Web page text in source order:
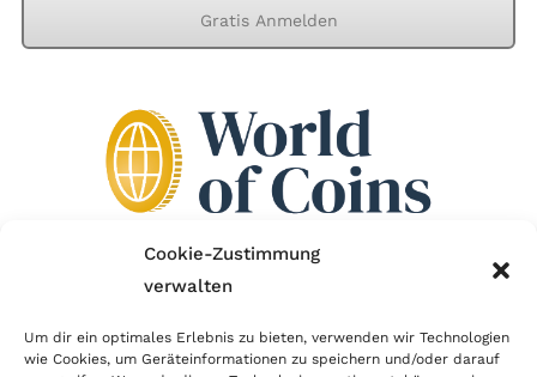
Cookie-Zustimmung
verwalten
Um dir ein optimales Erlebnis zu bieten, verwenden wir Technologien
wie Cookies, um Geräteinformationen zu speichern und/oder darauf
Gratis Anmelden
Der Händlerbund setzt sich für sicheren und